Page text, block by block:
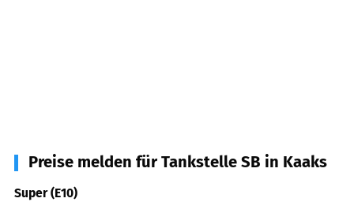
Preise melden für Tankstelle SB in Kaaks
Super (E10)